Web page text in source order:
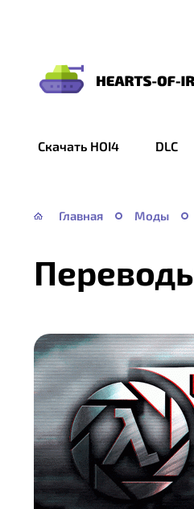
Hearts
Скачать HOI4 DLC
Главная Моды